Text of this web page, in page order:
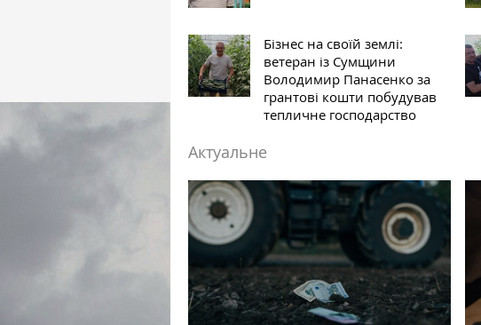
Бізнес на своїй землі:
ветеран із Сумщини
Володимир Панасенко за
грантові кошти побудував
тепличне господарство
Актуальне